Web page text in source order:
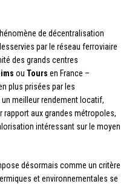
de décentralisation
par le réseau ferroviaire
des grands centres
ou Tours en France –
plus prisées par les
meilleur rendement locatif,
rapport aux grandes métropoles,
intéressant sur le moyen
désormais comme un critère
et environnementales se